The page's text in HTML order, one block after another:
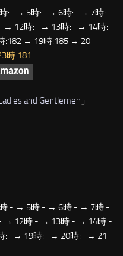
:- → 5時:- → 6時:- → 7時:-
12時:- → 13時:- → 14時:-
→ 19時:185 → 20
時:181
and Gentlemen 」
:- → 5時:- → 6時:- → 7時:-
12時:- → 13時:- → 14時:-
:- → 19時:- → 20時:- → 21